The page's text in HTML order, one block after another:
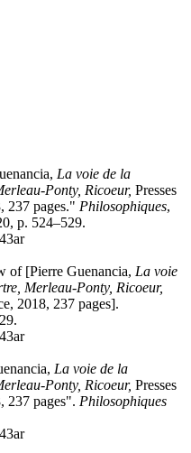
La voie de la
Ponty, Ricoeur, Presses
237 pages." Philosophiques,
p. 524–529.
of [Pierre Guenancia, La voie
Merleau-Ponty, Ricoeur,
2018, 237 pages].
La voie de la
Ponty, Ricoeur, Presses
237 pages". Philosophiques